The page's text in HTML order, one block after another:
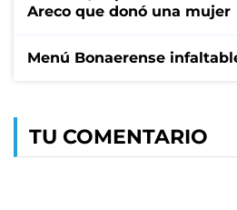
Areco que donó una mujer
Menú Bonaerense
TU COMENTARIO